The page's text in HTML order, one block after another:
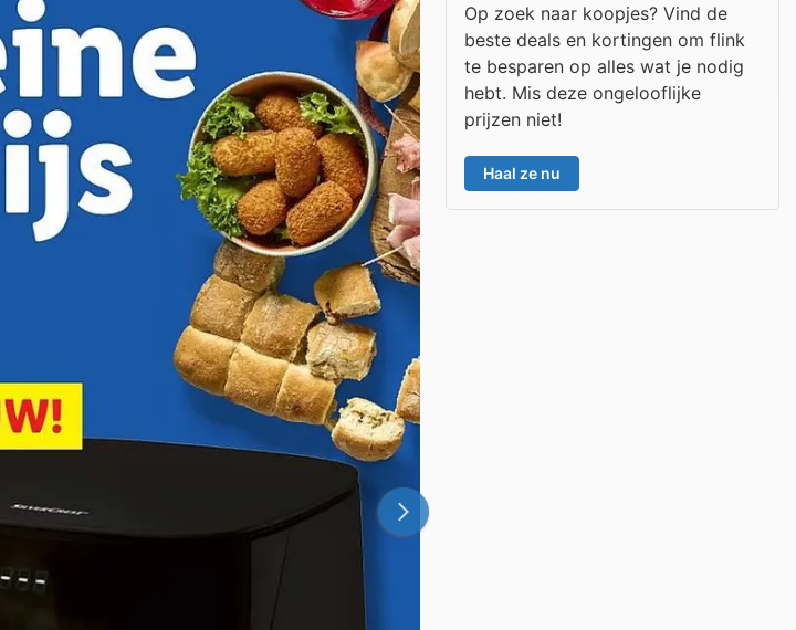
Op zoek naar koopjes? Vind de
beste deals en kortingen om flink
te besparen op alles wat je nodig
hebt. Mis deze ongelooflijke
prijzen niet!
Haal ze nu